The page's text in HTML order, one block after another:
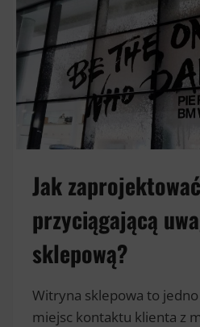
DRUKU
I
OUTDOORU
W
ERZE
DIGITAL
Jak zaprojektować
przyciągającą
sklepową?
Witryna sklepowa to
miejsc kontaktu klienta z